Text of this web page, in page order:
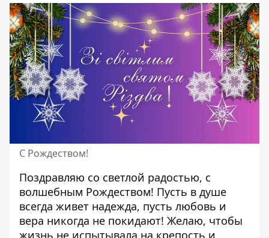
С Рождеством!
Поздравляю со светлой радостью, с
волшебным Рождеством! Пусть в душе
всегда живет надежда, пусть любовь и
вера никогда не покидают! Желаю, чтобы
жизнь не испытывала на крепость и